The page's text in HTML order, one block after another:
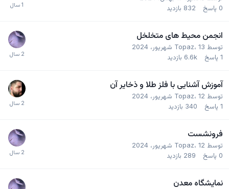
0 پاسخ 832 بازدید
انجمن محیط های متخلخل
توسط Topaz، 13 شهریور، 2024
1 پاسخ 6.6k بازدید
آموزش آشنایی با فلز طلا و ذخایر آن
توسط Topaz، 12 شهریور، 2024
1 پاسخ 340 بازدید
فرونشست
توسط Topaz، 12 شهریور، 2024
0 پاسخ 289 بازدید
نمایشگاه معدن